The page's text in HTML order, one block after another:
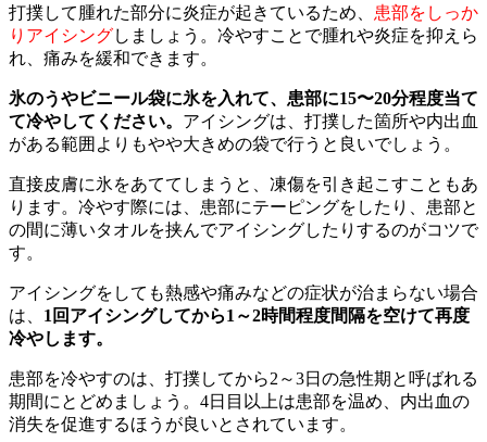
打撲して腫れた部分に炎症が起きているため、 患部をしっか
りアイシングしましょう。冷やすことで腫れや炎症を抑えら
れ、痛みを緩和できます。
氷のうやビニール袋に氷を入れて、患部に15〜20分程度当て
て冷やしてください。 アイシングは、打撲した箇所や内出血
がある範囲よりもやや大きめの袋で行うと良いでしょう。
直接皮膚に氷をあててしまうと、凍傷を引き起こすこともあ
ります。冷やす際には、患部にテーピングをしたり、患部と
の間に薄いタオルを挟んでアイシングしたりするのがコツで
す。
アイシングをしても熱感や痛みなどの症状が治まらない場合
は、 1回アイシングしてから1～2時間程度間隔を空けて再度
冷やします。
患部を冷やすのは、打撲してから2～3日の急性期と呼ばれる
期間にとどめましょう。4日目以上は患部を温め、内出血の
消失を促進するほうが良いとされています。